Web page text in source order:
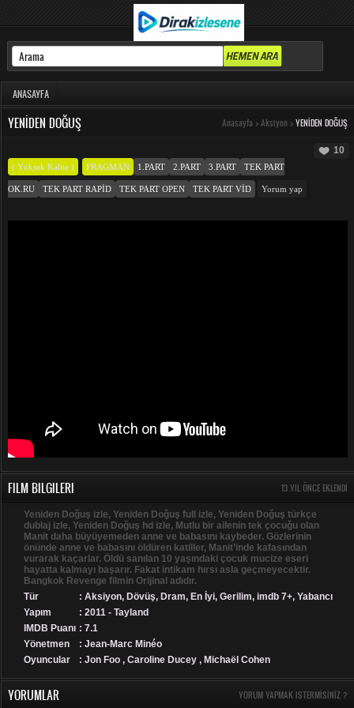
ANASAYFA
YENIDEN DOĞUŞ Anasayfa > Aksiyon > YENIDEN DOĞUŞ
10
( Yüksek Kalite ) FRAGMAN 1.PART 2.PART 3.PART TEK PART
OK.RU TEK PART RAPID TEK PART OPEN TEK PART VID Yorum yap
FILM BILGILERI 13 YIL ÖNCE EKLENDI
Yeniden Doğuş izle, Yeniden Doğuş full izle, Yeniden Doğuş türkçe
dublaj izle, Yeniden Doğuş hd izle, Mutlu bir ailenin tek çocuğu olan
Manit daha büyüyemeden anne ve babasını kaybeder. Gözlerinin
önünde anne ve babasını öldüren katiller, Manit’inde kafasından
vurarak kaçarlar. Öldü sanılan 10 yaşındaki çocuk mucize eseri
hayatta kalmayı başarır. Fakat intikam hırsı asla geçmeyecektir.
Bangkok Revenge filmin Orijinal adıdır.
Tür
: Aksiyon, Dövüş, Dram, En İyi, Gerilim, imdb 7+, Yabancı
Yapım
: 2011 - Tayland
IMDB Puanı : 7.1
Yönetmen
: Jean-Marc Minéo
Oyuncular
: Jon Foo , Caroline Ducey , Michaël Cohen
YORUMLAR YORUM YAPMAK ISTERMISINIZ ?